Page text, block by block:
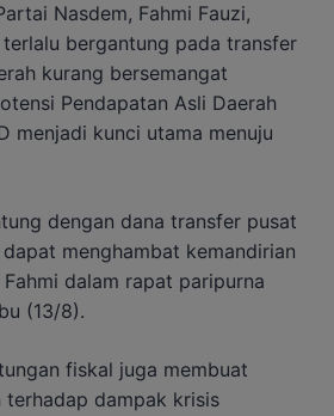
Nasdem, Fahmi Fauzi,
bergantung pada transfer
kurang bersemangat
Pendapatan Asli Daerah
menjadi kunci utama menuju
dengan dana transfer pusat
menghambat kemandirian
dalam rapat paripurna
(13/8).
fiskal juga membuat
terhadap dampak krisis